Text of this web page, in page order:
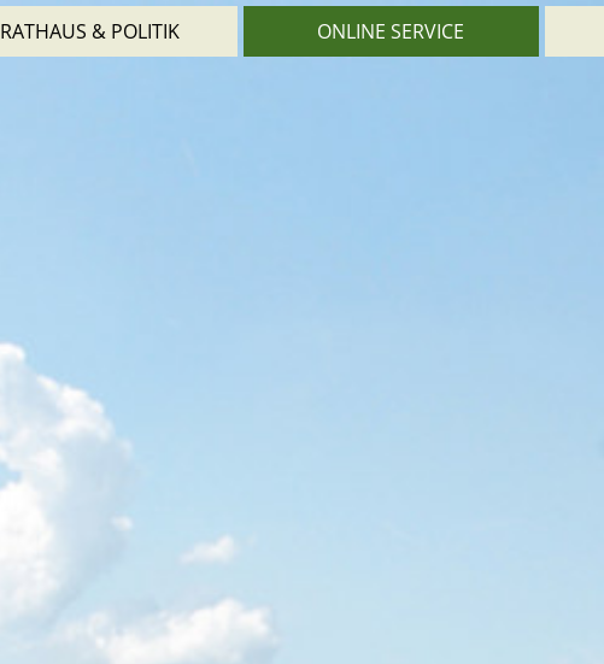
RATHAUS & POLITIK ONLINE SERVICE